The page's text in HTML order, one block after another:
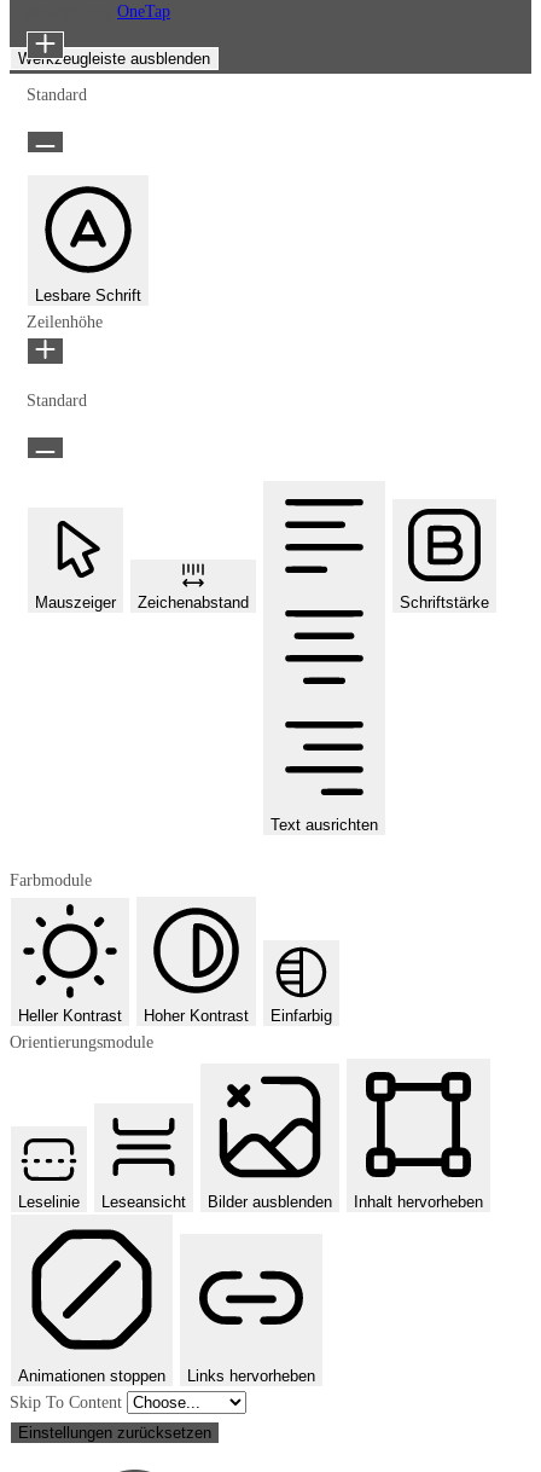
OneTap
Werkzeugleiste ausblenden
Standard
Lesbare Schrift
Zeilenhöhe
Standard
Mauszeiger Zeichenabstand
Text ausrichten
Schriftstärke
Farbmodule
Heller Kontrast Hoher Kontrast
Einfarbig
Orientierungsmodule
Leselinie Leseansicht Bilder ausblenden Inhalt hervorheben
Animationen stoppen
Links hervorheben
Skip To Content
Einstellungen zurücksetzen